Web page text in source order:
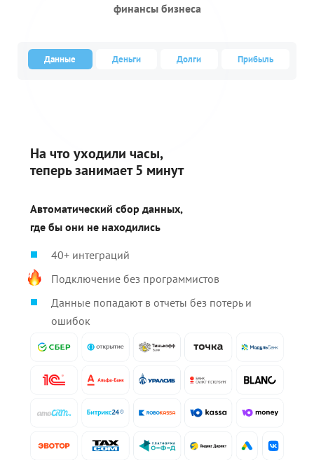
финансы бизнеса
Данные Деньги Долги Прибыль
На что уходили часы,
теперь занимает 5 минут
Автоматический сбор данных,
где бы они не находились
40+ интеграций
Подключение без программистов
Данные попадают в отчеты без потерь и
ошибок